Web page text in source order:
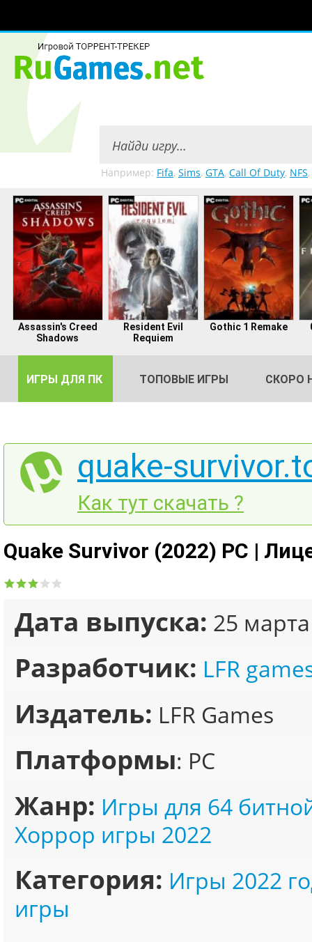
Например: Fifa, Sims, GTA, Call Of Duty, NFS,
Assassin's Creed
Shadows
Resident Evil
Requiem
Gothic 1 Remake
ИГРЫ ДЛЯ ПК ТОПОВЫЕ ИГРЫ СКОРО
quake-
Как тут скачать ?
Quake Survivor (2022) PC |
Дата выпуска: 25
Разработчик: LFR
Издатель: LFR Games
Платформы: PC
Жанр: Игры для 64
Хоррор игры 2022
Категория: Игры 2022
игры